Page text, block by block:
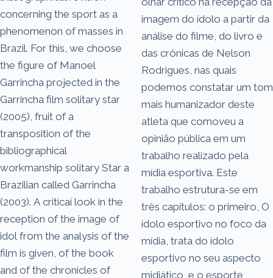
concerning the sport as a
phenomenon of masses in
Brazil. For this, we choose
the figure of Manoel
Garrincha projected in the
Garrincha film solitary star
(2005), fruit of a
transposition of the
bibliographical
workmanship solitary Star a
Brazilian called Garrincha
(2003). A criticai look in the
reception of the image of
idol from the analysis of the
film is given, of the book
and of the chronicles of
imagem do ídolo a partir da
análise do filme, do livro e
das crônicas de Nelson
Rodrigues, nas quais
podemos constatar um tom
mais humanizador deste
atleta que comoveu a
opinião pública em um
trabalho realizado pela
mídia esportiva. Este
trabalho estrutura-se em
três capítulos: o primeiro, O
ídolo esportivo no foco da
mídia, trata do ídolo
esportivo no seu aspecto
midiático, e o esporte